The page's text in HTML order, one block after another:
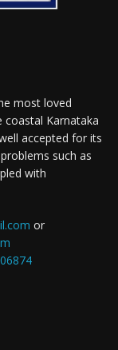
most loved
coastal Karnataka
accepted for its
such as
with
or